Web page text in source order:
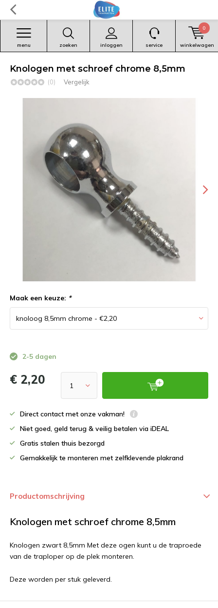
zoeken inloggen
menu service winkelwagen
0
Knologen met schroef chrome 8,5mm
(0) Vergelijk
Maak een keuze: *
2-5 dagen
€ 2,20
Direct contact met onze vakman!
Niet goed, geld terug & veilig betalen via iDEAL
Gratis stalen thuis bezorgd
Gemakkelijk te monteren met zelfklevende plakrand
Productomschrijving
Knologen met schroef chrome 8,5mm
Knologen zwart 8,5mm Met deze ogen kunt u de traproede
van de traploper op de plek monteren.
Deze worden per stuk geleverd.